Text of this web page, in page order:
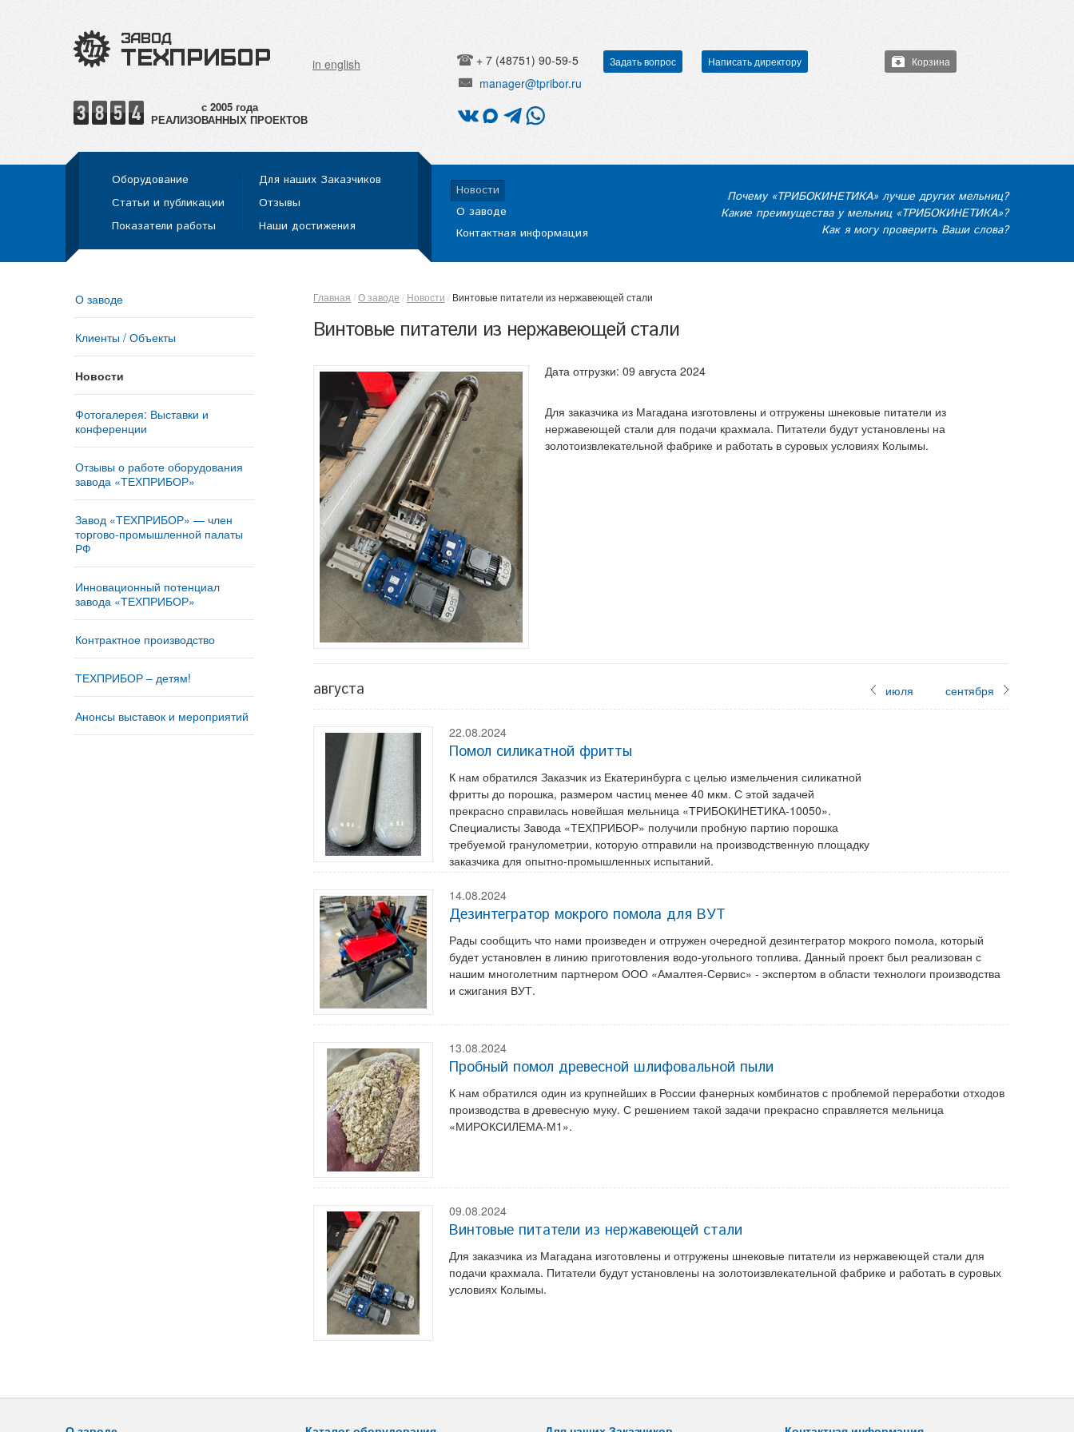
in english + 7 (48751) 90-59-5 Задать вопрос Написать директору
manager@tpribor.ru
Корзина
РЕАЛИЗОВАННЫХ ПРОЕКТОВ
Оборудование
Статьи и публикации
Показатели работы
Для наших Заказчиков
Отзывы
Наши достижения
Новости
О заводе
Контактная информация
Почему «ТРИБОКИНЕТИКА» лучше других мельниц?
Какие преимущества у мельниц «ТРИБОКИНЕТИКА»?
Как я могу проверить Ваши слова?
О заводе
Клиенты / Объекты
Новости
Фотогалерея: Выставки и
конференции
Отзывы о работе оборудования
завода «ТЕХПРИБОР»
Завод «ТЕХПРИБОР» — член
торгово-промышленной палаты
РФ
Инновационный потенциал
завода «ТЕХПРИБОР»
Контрактное производство
ТЕХПРИБОР – детям!
Анонсы выставок и мероприятий
Главная О заводе Новости Винтовые питатели из нержавеющей стали
Винтовые питатели из нержавеющей стали
Дата отгрузки: 09 августа 2024
Для заказчика из Магадана изготовлены и отгружены шнековые питатели из
нержавеющей стали для подачи крахмала. Питатели будут установлены на
золотоизвлекательной фабрике и работать в суровых условиях Колымы.
июля сентября
августа
22.08.2024
Помол силикатной фритты
К нам обратился Заказчик из Екатеринбурга с целью измельчения силикатной
фритты до порошка, размером частиц менее 40 мкм. С этой задачей
прекрасно справилась новейшая мельница «ТРИБОКИНЕТИКА-10050».
Специалисты Завода «ТЕХПРИБОР» получили пробную партию порошка
требуемой гранулометрии, которую отправили на производственную площадку
заказчика для опытно-промышленных испытаний.
14.08.2024
Дезинтегратор мокрого помола для ВУТ
Рады сообщить что нами произведен и отгружен очередной дезинтегратор мокрого помола, который
будет установлен в линию приготовления водо-угольного топлива. Данный проект был реализован с
нашим многолетним партнером ООО «Амалтея-Сервис» - экспертом в области технологи производства
и сжигания ВУТ.
13.08.2024
Пробный помол древесной шлифовальной пыли
К нам обратился один из крупнейших в России фанерных комбинатов с проблемой переработки отходов
производства в древесную муку. С решением такой задачи прекрасно справляется мельница
«МИРОКСИЛЕМА-М1».
09.08.2024
Винтовые питатели из нержавеющей стали
Для заказчика из Магадана изготовлены и отгружены шнековые питатели из нержавеющей стали для
подачи крахмала. Питатели будут установлены на золотоизвлекательной фабрике и работать в суровых
условиях Колымы.